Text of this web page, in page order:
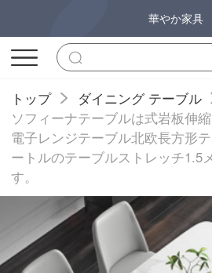
華やか家具
トップ
ダイニング テーブル
ソフィーナテーブルは式岩板伸
電子レンジテーブル北欧長方形
ートルのテーブルストレッチ1.5
す。